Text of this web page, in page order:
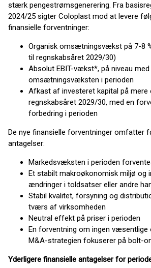
stærk pengestrømsgenerering. Fra
2024/25 sigter Coloplast mod at levere
finansielle forventninger:
Organisk omsætningsvækst på 7-8
til regnskabsåret 2029/30)
Absolut EBIT-vækst*, på niveau
omsætningsvæksten i perioden
Afkast af investeret kapital på mere
regnskabsåret 2029/30, med en
forbedring i perioden
De nye finansielle forventninger omfatter
antagelser:
Markedsvæksten i perioden
Et stabilt makroøkonomisk miljø og
ændringer i toldsatser eller andre
Stabil kvalitet, forsyning og
tværs af virksomheden
Neutral effekt på priser i perioden
En forventning om ingen væsentlige
M&A-strategien fokuserer på bolt-
Yderligere finansielle antagelser for